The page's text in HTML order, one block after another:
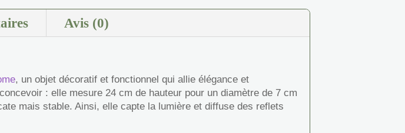
Avis (0)
, un objet décoratif et fonctionnel qui allie élégance et
: elle mesure 24 cm de hauteur pour un diamètre de 7 cm
mais stable. Ainsi, elle capte la lumière et diffuse des reflets